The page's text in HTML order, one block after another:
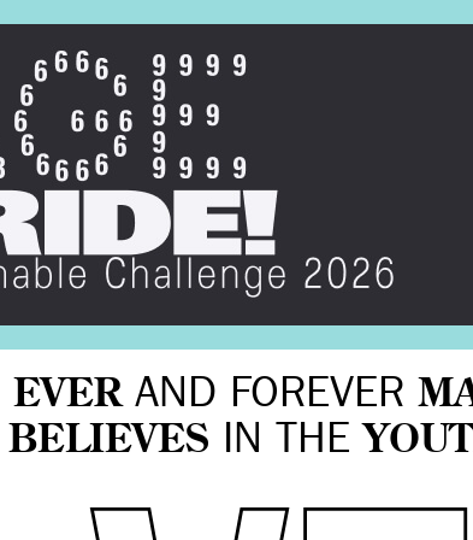
EVERAND FOREVER
BELIEVES IN THE